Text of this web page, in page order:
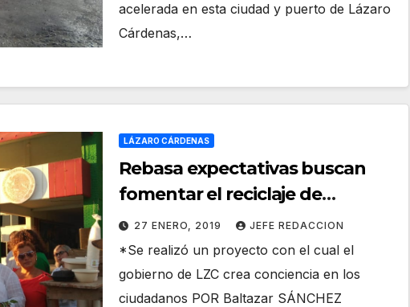
acelerada en esta ciudad y puerto de Lázaro
Cárdenas,…
LÁZARO CÁRDENAS
Rebasa expectativas buscan
fomentar el reciclaje de
residuos con programas
“Reciclatón”
27 ENERO, 2019 JEFE REDACCION
*Se realizó un proyecto con el cual el
gobierno de LZC crea conciencia en los
ciudadanos POR Baltazar SÁNCHEZ